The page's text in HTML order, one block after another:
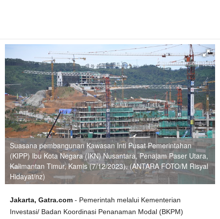
Suasana pembangunan Kawasan Inti Pusat Pemerintahan
(KIPP) Ibu Kota Negara (IKN) Nusantara, Penajam Paser Utara,
Kalimantan Timur, Kamis (7/12/2023). (ANTARA FOTO/M Risyal
Hidayat/nz)
Jakarta, Gatra.com - Pemerintah melalui Kementerian
Investasi/ Badan Koordinasi Penanaman Modal (BKPM)